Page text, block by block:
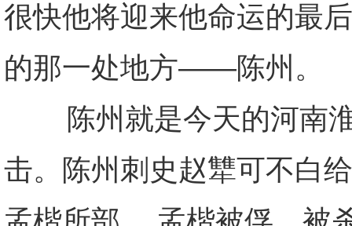
很快他将迎来他命运的最
的那一处地方——陈州。
陈州就是今天的河南淮
击。陈州刺史赵犨可不白